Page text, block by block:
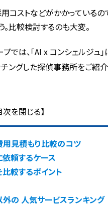
ストなどがかかっているので
比較検討するのも大変。
では、「AI x コンシェルジュ
ングした探偵事務所をご紹
見積もり比較のコツ
頼するケース
較するポイント
の 人気サービスランキング